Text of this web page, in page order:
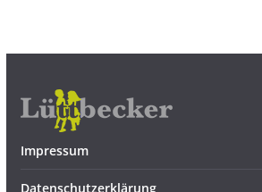
Impressum
Datenschutzerklärung